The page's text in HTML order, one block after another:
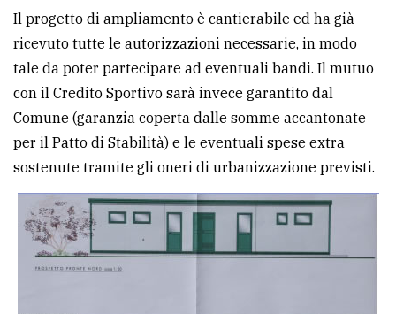
Il progetto di ampliamento è cantierabile ed ha già
ricevuto tutte le autorizzazioni necessarie, in modo
tale da poter partecipare ad eventuali bandi. Il mutuo
con il Credito Sportivo sarà invece garantito dal
Comune (garanzia coperta dalle somme accantonate
per il Patto di Stabilità) e le eventuali spese extra
sostenute tramite gli oneri di urbanizzazione previsti.